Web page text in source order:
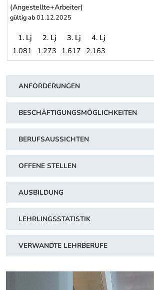
(Angestellte+Arbeiter)
gültig ab01.12.2025
Eisenbahnunternehmen: Länderbahnen,
1. Lj 2. Lj 3. Lj
4. Lj
1.081 1.273 1.617 2.163
ANFORDERUNGEN
BESCHÄFTIGUNGSMÖGLICHKEITEN
BERUFSAUSSICHTEN
OFFENE STELLEN
AUSBILDUNG
LEHRLINGSSTATISTIK
VERWANDTE LEHRBERUFE